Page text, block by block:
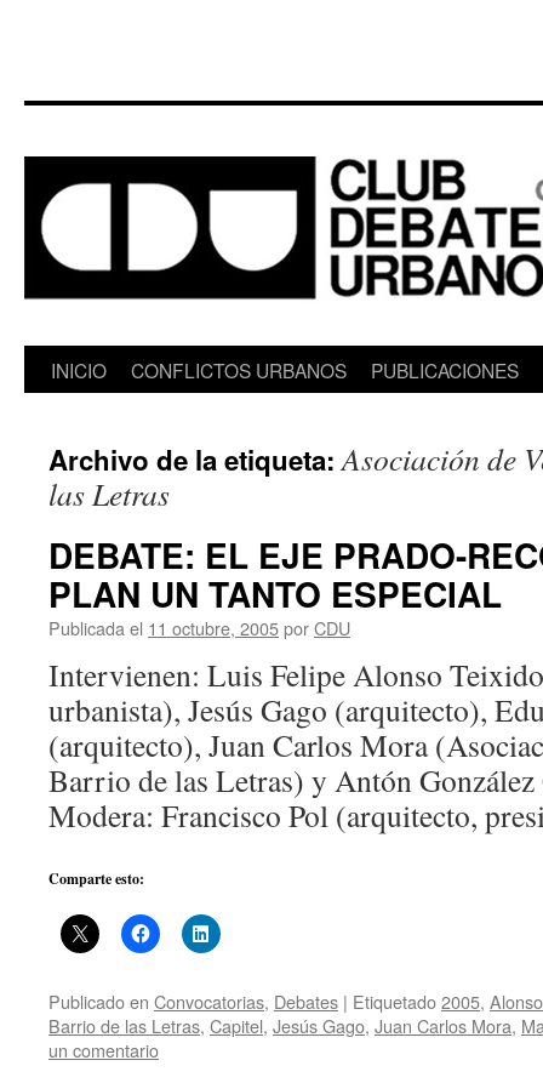
Saltar
contenido
INICIO CONFLICTOS URBANOS PUBLICACIONES
Archivo de la etiqueta:Asociación de
las Letras
DEBATE: EL EJE PRADO-
PLAN UN TANTO ESPECIAL
Publicada el 11 octubre, 2005porCDU
Intervienen: Luis Felipe Alonso
urbanista), Jesús Gago (arquitecto),
(arquitecto), Juan Carlos Mora
Barrio de las Letras) y Antón
Modera: Francisco Pol (arquitecto,
Comparte esto:
Publicado en Convocatorias, Debates | Etiquetado2005,
Barrio de las Letras, Capitel, Jesús Gago, Juan Carlos Mora,
un comentario